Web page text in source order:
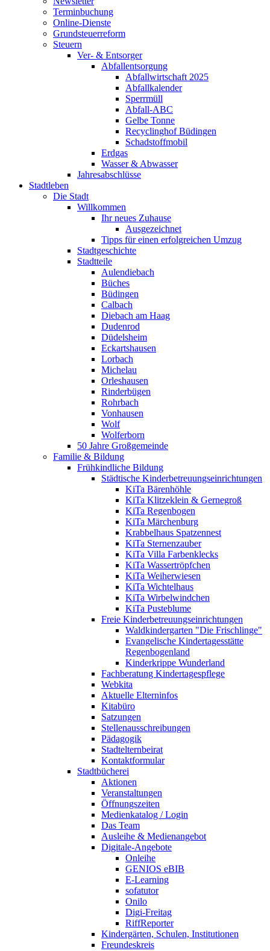
Terminbuchung
Online-Dienste
Grundsteuerreform
Steuern
Ver- & Entsorger
Abfallentsorgung
Abfallwirtschaft 2025
Abfallkalender
Sperrmüll
Abfall-ABC
Gelbe Tonne
Recyclinghof Büdingen
Schadstoffmobil
Erdgas
Wasser & Abwasser
Jahresabschlüsse
Stadtleben
Die Stadt
Willkommen
Ihr neues Zuhause
Ausgezeichnet
Tipps für einen erfolgreichen Umzug
Stadtgeschichte
Stadtteile
Aulendiebach
Büches
Büdingen
Calbach
Diebach am Haag
Dudenrod
Düdelsheim
Eckartshausen
Lorbach
Michelau
Orleshausen
Rinderbügen
Rohrbach
Vonhausen
Wolf
Wolferborn
50 Jahre Großgemeinde
Familie & Bildung
Frühkindliche Bildung
Städtische Kinderbetreuungseinrichtungen
KiTa Bärenhöhle
KiTa Klitzeklein & Gernegroß
KiTa Regenbogen
KiTa Märchenburg
Krabbelhaus Spatzennest
KiTa Sternenzauber
KiTa Villa Farbenklecks
KiTa Wassertröpfchen
KiTa Weiherwiesen
KiTa Wichtelhaus
KiTa Wirbelwindchen
KiTa Pusteblume
Freie Kinderbetreuungseinrichtungen
Waldkindergarten "Die Frischlinge"
Evangelische Kindertagesstätte
Regenbogenland
Kinderkrippe Wunderland
Fachberatung Kindertagespflege
Webkita
Aktuelle Elterninfos
Kitabüro
Satzungen
Stellenausschreibungen
Pädagogik
Stadtelternbeirat
Kontaktformular
Stadtbücherei
Aktionen
Veranstaltungen
Öffnungszeiten
Medienkatalog / Login
Das Team
Ausleihe & Medienangebot
Digitale-Angebote
Onleihe
GENIOS eBIB
E-Learning
sofatutor
Onilo
Digi-Freitag
RiffReporter
Kindergärten, Schulen, Institutionen
Freundeskreis